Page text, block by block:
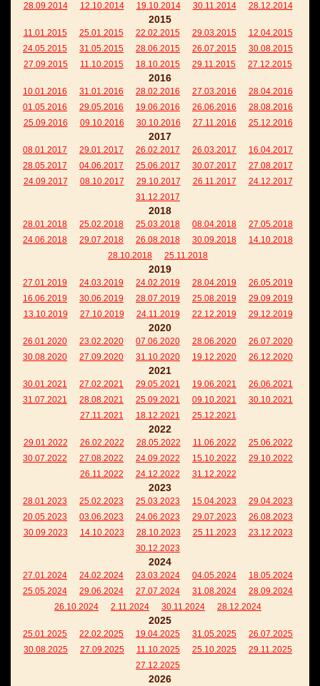
28.09.2014
12.10.2014 19.10.2014 30.11.2014 28.12.2014
2015
11.01.2015 25.01.2015 22.02.2015 29.03.2015
12.04.2015
24.05.2015
31.05.2015 28.06.2015 26.07.2015
30.08.2015
27.09.2015
11.10.2015 18.10.2015 29.11.2015 27.12.2015
2016
10.01.2016 31.01.2016 28.02.2016 27.03.2016
28.04.2016
01.05.2016
29.05.2016 19.06.2016 26.06.2016
28.08.2016
25.09.2016
09.10.2016 30.10.2016 27.11.2016 25.12.2016
2017
08.01.2017 29.01.2017 26.02.2017 26.03.2017
16.04.2017
28.05.2017
04.06.2017 25.06.2017 30.07.2017
27.08.2017
24.09.2017
08.10.2017 29.10.2017 26.11.2017
24.12.2017
31.12.2017
2018
28.01.2018 25.02.2018 25.03.2018 08.04.2018
27.05.2018
24.06.2018
29.07.2018 26.08.2018 30.09.2018
14.10.2018
28.10.2018
25.11.2018
2019
27.01.2019 24.03.2019 24.02.2019 28.04.2019
26.05.2019
16.06.2019
30.06.2019 28.07.2019 25.08.2019
29.09.2019
13.10.2019
27.10.2019 24.11.2019 22.12.2019 29.12.2019
2020
26.01.2020 23.02.2020 07.06.2020 28.06.2020
26.07.2020
30.08.2020
27.09.2020 31.10.2020 19.12.2020 26.12.2020
2021
30.01.2021 27.02.2021 29.05.2021 19.06.2021
26.06.2021
31.07.2021
28.08.2021 25.09.2021 09.10.2021
30.10.2021
27.11.2021
18.12.2021 25.12.2021
2022
29.01.2022 26.02.2022 28.05.2022 11.06.2022
25.06.2022
30.07.2022
27.08.2022 24.09.2022 15.10.2022
29.10.2022
26.11.2022
24.12.2022 31.12.2022
2023
28.01.2023 25.02.2023 25.03.2023 15.04.2023
29.04.2023
20.05.2023
03.06.2023 24.06.2023 29.07.2023
26.08.2023
30.09.2023
14.10.2023 28.10.2023 25.11.2023
23.12.2023
30.12.2023
2024
27.01.2024 24.02.2024 23.03.2024 04.05.2024
18.05.2024
25.05.2024
29.06.2024 27.07.2024 31.08.2024
28.09.2024
26.10.2024
2.11.2024 30.11.2024 28.12.2024
2025
25.01.2025 22.02.2025 19.04.2025 31.05.2025
26.07.2025
30.08.2025
27.09.2025 11.10.2025 25.10.2025
29.11.2025
27.12.2025
2026